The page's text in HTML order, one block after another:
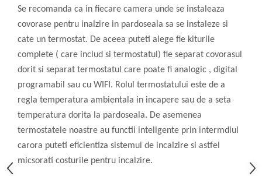
Se recomanda ca in fiecare camera unde se instaleaza
covorase pentru inalzire in pardoseala sa se instaleze si
cate un termostat. De aceea puteti alege fie kiturile
complete ( care includ si termostatul) fie separat covorasul
dorit si separat termostatul care poate fi analogic , digital
programabil sau cu WIFI. Rolul termostatului este de a
regla temperatura ambientala in incapere sau de a seta
temperatura dorita la pardoseala. De asemenea
termostatele noastre au functii inteligente prin intermdiul
carora puteti eficientiza sistemul de incalzire si astfel
micsorati costurile pentru incalzire.